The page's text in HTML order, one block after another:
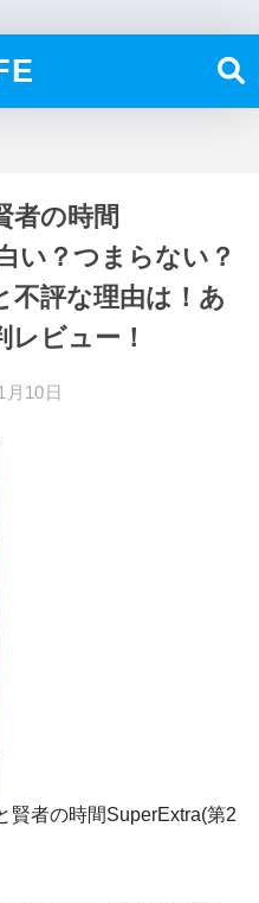
者の時間
い？つまらない？
不評な理由は！あ
ビュー！
月10日
賢者の時間SuperExtra(第2